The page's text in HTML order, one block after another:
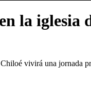
la iglesia
vivirá una jornada